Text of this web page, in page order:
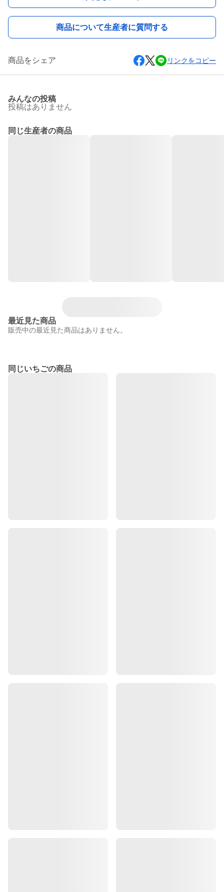
商品について生産者に質問する
商品をシェア リンクをコピー
みんなの投稿
投稿はありません
同じ生産者の商品
最近見た商品
販売中の最近見た商品はありません。
同じいちごの商品